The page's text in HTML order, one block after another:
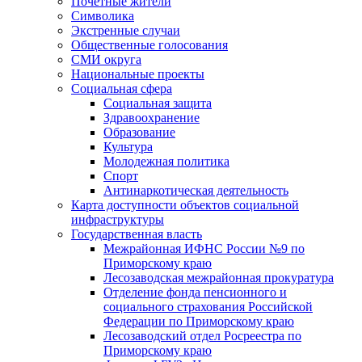
Символика
Экстренные случаи
Общественные голосования
СМИ округа
Национальные проекты
Социальная сфера
Социальная защита
Здравоохранение
Образование
Культура
Молодежная политика
Спорт
Антинаркотическая деятельность
Карта доступности объектов социальной
инфраструктуры
Государственная власть
Межрайонная ИФНС России №9 по
Приморскому краю
Лесозаводская межрайонная прокуратура
Отделение фонда пенсионного и
социального страхования Российской
Федерации по Приморскому краю
Лесозаводский отдел Росреестра по
Приморскому краю